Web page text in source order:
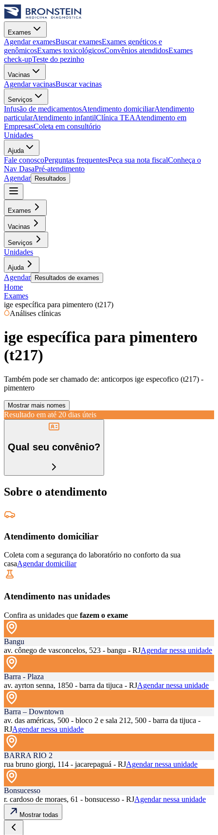
Exames
Agendar examesBuscar examesExames genéticos e
genômicosExames toxicológicosConvênios atendidosExames
check-upTeste do pezinho
Vacinas
Agendar vacinasBuscar vacinas
Serviços
Infusão de medicamentosAtendimento domiciliarAtendimento
particularAtendimento infantilClínica TEAAtendimento em
EmpresasColeta em consultório
Unidades
Ajuda
Fale conoscoPerguntas frequentesPeça sua nota fiscalConheça o
Nav DasaPré-atendimento
Agendar
Resultados
Exames
Vacinas
Serviços
Unidades
Ajuda
Agendar Resultados de exames
Home
Exames
ige específica para pimentero (t217)
Análises clínicas
ige específica para pimentero
(t217)
Também pode ser chamado de: anticorpos ige especofico (t217) -
pimentero
Mostrar mais nomes
Resultado em até 20 dias úteis
Qual seu convênio?
Sobre o atendimento
Atendimento domiciliar
Coleta com a segurança do laboratório no conforto da sua
casaAgendar domiciliar
Atendimento nas unidades
Confira as unidades que fazem o exame
Bangu
av. cônego de vasconcelos, 523 - bangu - RJAgendar nessa unidade
Barra - Plaza
av. ayrton senna, 1850 - barra da tijuca - RJAgendar nessa unidade
Barra – Downtown
av. das américas, 500 - bloco 2 e sala 212, 500 - barra da tijuca -
RJAgendar nessa unidade
BARRA RIO 2
rua bruno giorgi, 114 - jacarepaguá - RJAgendar nessa unidade
Bonsucesso
r. cardoso de moraes, 61 - bonsucesso - RJAgendar nessa unidade
Mostrar todas